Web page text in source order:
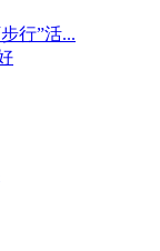
行”活...